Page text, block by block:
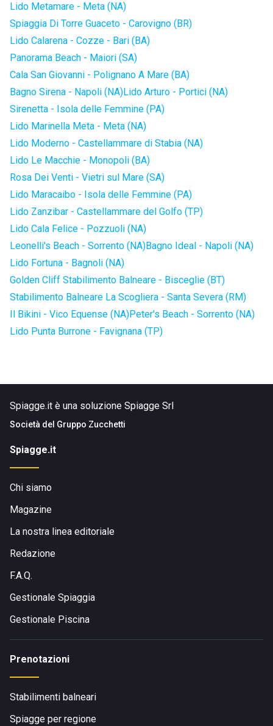
Lido Metamare - Meta (NA)
Spiaggia Di Torre Guaceto - Carovigno (BR)
Lido Calarena - Cozze - Bari (BA)
Panorama Beach - Maiori (SA)
Cala San Giovanni - Polignano A Mare (BA)
Bagno Sirena - Napoli (NA)Lido Arturo - Portici (NA)
Sirenetta - Isola delle Femmine (PA)
Lido Marinella Meta - Meta (NA)
Lido Moderno - Castellammare di Stabia (NA)
Lido Le Macchie - Monopoli (BA)
Rosa Dei Venti - Vietri sul Mare (SA)
Lido Maracaibo - Isola delle Femmine (PA)
Lido Zanzibar - Castellammare del Golfo (TP)
Lido Cala Felice - Pozzuoli (NA)
Leonelli's Beach - Sorrento (NA)Bagno Ideal - Napoli (NA)
Lido Fortuna - Bagnoli (NA)
Golden Cliff Stabilimento Balneare - Bisceglie (BT)
Stabilimento Balneare La Scogliera - Santa Severa (RM)
Il Bikini - Vico Equense (NA)Peter's Beach - Sorrento (NA)
Lido Punta Burrone - Favignana (TP)
Spiagge.it è una soluzione Spiagge Srl
Società del Gruppo Zucchetti
Spiagge.it
Chi siamo
Magazine
La nostra linea editoriale
Redazione
F.A.Q.
Gestionale Spiaggia
Gestionale Piscina
Prenotazioni
Stabilimenti balneari
Spiagge per regione